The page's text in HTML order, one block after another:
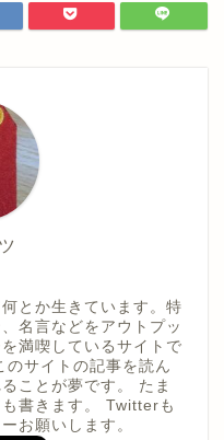
とか生きています。特
名言などをアウトプッ
満喫しているサイトで
サイトの記事を読ん
ことが夢です。 たま
書きます。 Twitterも
お願いします。